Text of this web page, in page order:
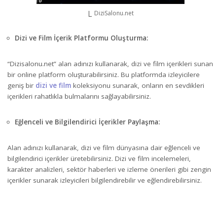
DiziSalonu.net
Dizi ve Film İçerik Platformu Oluşturma:
“Dizisalonu.net” alan adınızı kullanarak, dizi ve film içerikleri sunan
bir online platform oluşturabilirsiniz. Bu platformda izleyicilere
geniş bir dizi ve film koleksiyonu sunarak, onların en sevdikleri
içerikleri rahatlıkla bulmalarını sağlayabilirsiniz.
Eğlenceli ve Bilgilendirici İçerikler Paylaşma:
Alan adınızı kullanarak, dizi ve film dünyasına dair eğlenceli ve
bilgilendirici içerikler üretebilirsiniz. Dizi ve film incelemeleri,
karakter analizleri, sektör haberleri ve izleme önerileri gibi zengin
içerikler sunarak izleyicileri bilgilendirebilir ve eğlendirebilirsiniz.